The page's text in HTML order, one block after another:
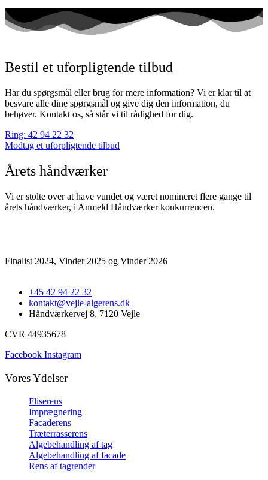
Bestil et uforpligtende tilbud
Har du spørgsmål eller brug for mere information? Vi er klar til at
besvare alle dine spørgsmål og give dig den information, du
behøver. Kontakt os, så står vi til rådighed for dig.
Ring: 42 94 22 32
Modtag et uforpligtende tilbud
Årets håndværker
Vi er stolte over at have vundet og været nomineret flere gange til
årets håndværker, i Anmeld Håndværker konkurrencen.
Finalist 2024, Vinder 2025 og Vinder 2026
+45 42 94 22 32
kontakt@vejle-algerens.dk
Håndværkervej 8, 7120 Vejle
CVR 44935678
Facebook Instagram
Vores Ydelser
Fliserens
Imprægnering
Facaderens
Træterrasserens
Algebehandling af tag
Algebehandling af facade
Rens af tagrender